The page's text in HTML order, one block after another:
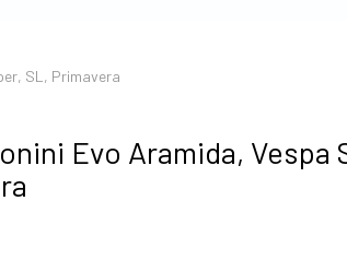
SL, Primavera
Evo Aramida, Vespa